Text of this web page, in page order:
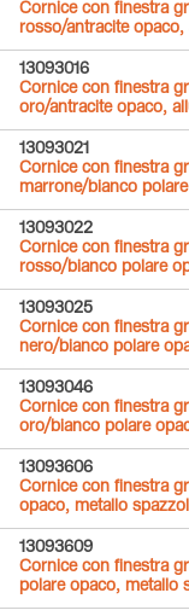
Cornice con finestra
rosso/antracite
13093016
Cornice con finestra
oro/antracite opaco,
13093021
Cornice con finestra
marrone/bianco
13093022
Cornice con finestra
rosso/bianco polare
13093025
Cornice con finestra
nero/bianco polare
13093046
Cornice con finestra
oro/bianco polare
13093606
Cornice con finestra
opaco, metallo
13093609
Cornice con finestra
polare opaco, metallo